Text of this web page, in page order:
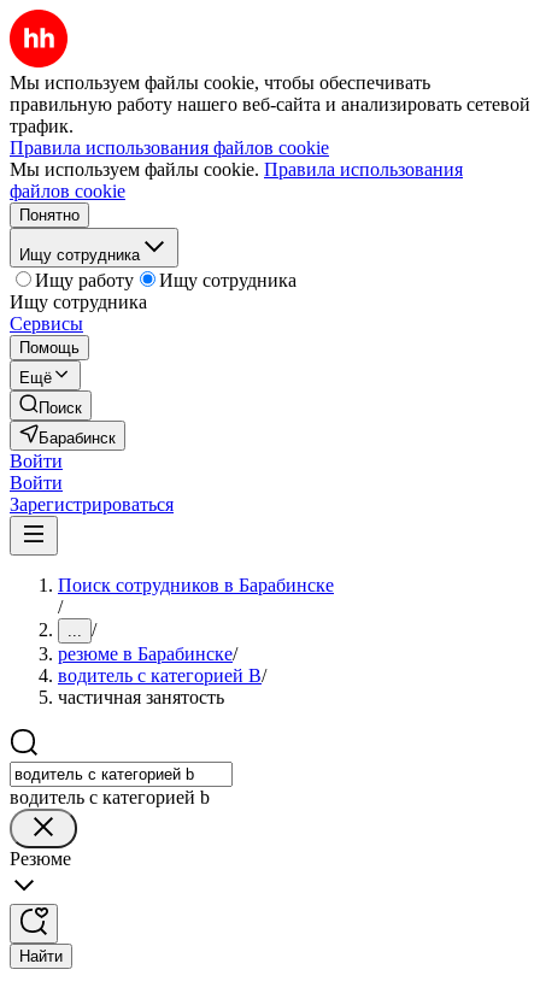
Мы используем файлы cookie, чтобы обеспечивать
правильную работу нашего веб-сайта и анализировать сетевой
трафик.
Правила использования файлов cookie
Мы используем файлы cookie. Правила использования
файлов cookie
Понятно
Ищу сотрудника
Ищу работу
Ищу сотрудника
Ищу сотрудника
Сервисы
Помощь
Ещё
Поиск
Барабинск
Войти
Войти
Зарегистрироваться
Поиск сотрудников в Барабинске
/
... /
резюме в Барабинске/
водитель с категорией B/
частичная занятость
водитель с категорией b
Резюме
Найти